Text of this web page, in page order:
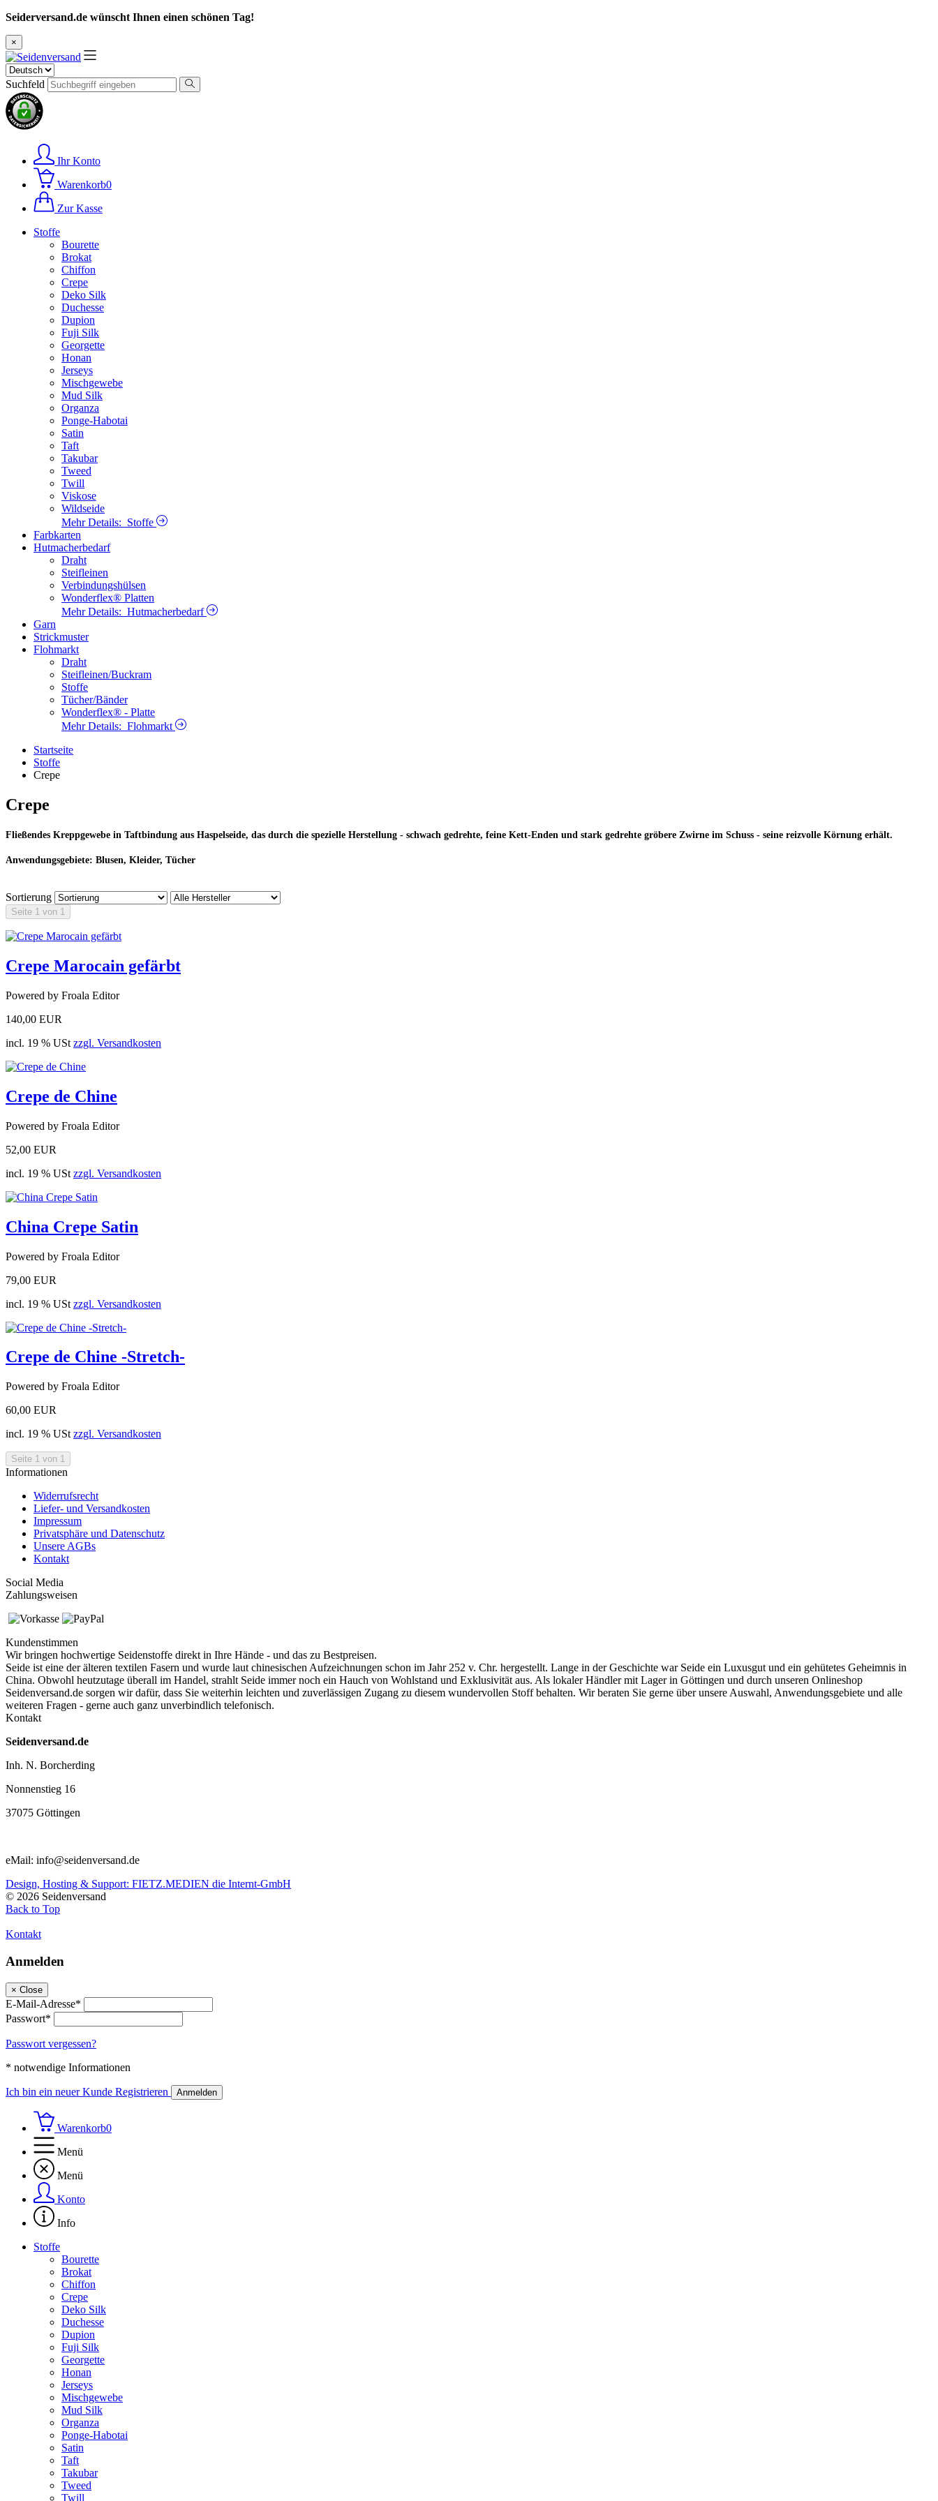
Seiderversand.de wünscht Ihnen einen schönen Tag!
×
Suchfeld
Ihr Konto
Warenkorb0
Zur Kasse
Stoffe
Bourette
Brokat
Chiffon
Crepe
Deko Silk
Duchesse
Dupion
Fuji Silk
Georgette
Honan
Jerseys
Mischgewebe
Mud Silk
Organza
Ponge-Habotai
Satin
Taft
Takubar
Tweed
Twill
Viskose
Wildseide
Mehr Details: Stoffe
Farbkarten
Hutmacherbedarf
Draht
Steifleinen
Verbindungshülsen
Wonderflex® Platten
Mehr Details: Hutmacherbedarf
Garn
Strickmuster
Flohmarkt
Draht
Steifleinen/Buckram
Stoffe
Tücher/Bänder
Wonderflex® - Platte
Mehr Details: Flohmarkt
Startseite
Stoffe
Crepe
Crepe
Fließendes Kreppgewebe in Taftbindung aus Haspelseide, das durch die spezielle Herstellung - schwach gedrehte, feine Kett-Enden und stark gedrehte gröbere Zwirne im Schuss - seine reizvolle Körnung erhält.
Anwendungsgebiete: Blusen, Kleider, Tücher
Sortierung
Seite 1 von 1
Crepe Marocain gefärbt
Powered by Froala Editor
140,00 EUR
incl. 19 % USt zzgl. Versandkosten
Crepe de Chine
Powered by Froala Editor
52,00 EUR
incl. 19 % USt zzgl. Versandkosten
China Crepe Satin
Powered by Froala Editor
79,00 EUR
incl. 19 % USt zzgl. Versandkosten
Crepe de Chine -Stretch-
Powered by Froala Editor
60,00 EUR
incl. 19 % USt zzgl. Versandkosten
Seite 1 von 1
Informationen
Widerrufsrecht
Liefer- und Versandkosten
Impressum
Privatsphäre und Datenschutz
Unsere AGBs
Kontakt
Social Media
Zahlungsweisen
Kundenstimmen
Wir bringen hochwertige Seidenstoffe direkt in Ihre Hände - und das zu Bestpreisen.
Seide ist eine der älteren textilen Fasern und wurde laut chinesischen Aufzeichnungen schon im Jahr 252 v. Chr. hergestellt. Lange in der Geschichte war Seide ein Luxusgut und ein gehütetes Geheimnis in
China. Obwohl heutzutage überall im Handel, strahlt Seide immer noch ein Hauch von Wohlstand und Exklusivität aus. Als lokaler Händler mit Lager in Göttingen und durch unseren Onlineshop
Seidenversand.de sorgen wir dafür, dass Sie weiterhin leichten und zuverlässigen Zugang zu diesem wundervollen Stoff behalten. Wir beraten Sie gerne über unsere Auswahl, Anwendungsgebiete und alle
weiteren Fragen - gerne auch ganz unverbindlich telefonisch.
Kontakt
Seidenversand.de
Inh. N. Borcherding
Nonnenstieg 16
37075 Göttingen
eMail: info@seidenversand.de
Design, Hosting & Support: FIETZ.MEDIEN die Internt-GmbH
© 2026 Seidenversand
Back to Top
Kontakt
Anmelden
× Close
E-Mail-Adresse*
Passwort*
Passwort vergessen?
* notwendige Informationen
Ich bin ein neuer Kunde Registrieren Anmelden
Warenkorb0
Menü
Menü
Konto
Info
Stoffe
Bourette
Brokat
Chiffon
Crepe
Deko Silk
Duchesse
Dupion
Fuji Silk
Georgette
Honan
Jerseys
Mischgewebe
Mud Silk
Organza
Ponge-Habotai
Satin
Taft
Takubar
Tweed
Twill